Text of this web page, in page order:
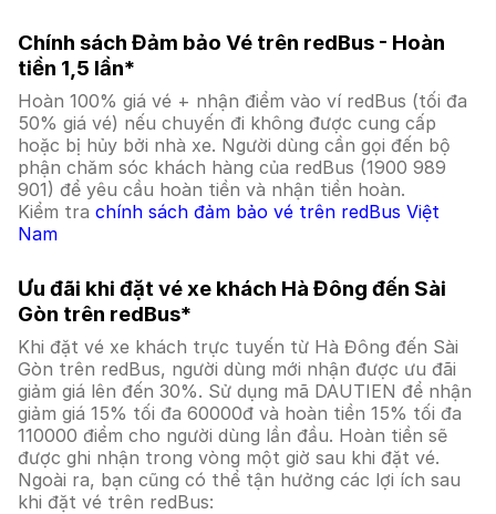
Chính sách Đảm bảo Vé trên redBus - Hoàn
tiền 1,5 lần*
Hoàn 100% giá vé + nhận điểm vào ví redBus (tối đa
50% giá vé) nếu chuyến đi không được cung cấp
hoặc bị hủy bởi nhà xe. Người dùng cần gọi đến bộ
phận chăm sóc khách hàng của redBus (1900 989
901) để yêu cầu hoàn tiền và nhận tiền hoàn.
Kiểm tra chính sách đảm bảo vé trên redBus Việt
Nam
Ưu đãi khi đặt vé xe khách Hà Đông đến Sài
Gòn trên redBus*
Khi đặt vé xe khách trực tuyến từ Hà Đông đến Sài
Gòn trên redBus, người dùng mới nhận được ưu đãi
giảm giá lên đến 30%. Sử dụng mã DAUTIEN để nhận
giảm giá 15% tối đa 60000đ và hoàn tiền 15% tối đa
110000 điểm cho người dùng lần đầu. Hoàn tiền sẽ
được ghi nhận trong vòng một giờ sau khi đặt vé.
Ngoài ra, bạn cũng có thể tận hưởng các lợi ích sau
khi đặt vé trên redBus: